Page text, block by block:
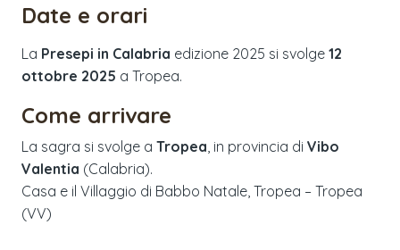
Date e orari
La Presepi in Calabria edizione 2025 si svolge 12
ottobre 2025 a Tropea.
Come arrivare
La sagra si svolge a Tropea , in provincia di Vibo
Valentia (Calabria).
Casa e il Villaggio di Babbo Natale, Tropea – Tropea
(VV)